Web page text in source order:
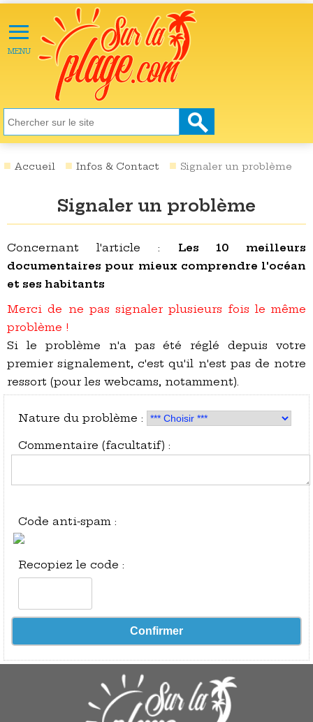
≡
MENU
ACTU
LOISIRS
NATURE
SANTÉ
SOCIÉTÉ
CULTURE
DESTINATIONS
VIDÉOS
Accueil Infos & Contact Signaler un problème
Signaler un problème
Concernant l'article : Les 10 meilleurs
documentaires pour mieux comprendre l'océan
et ses habitants
Merci de ne pas signaler plusieurs fois le même
problème !
Si le problème n'a pas été réglé depuis votre
premier signalement, c'est qu'il n'est pas de notre
ressort (pour les webcams, notamment).
Nature du problème :
Commentaire (facultatif) :
Code anti-spam :
Recopiez le code :